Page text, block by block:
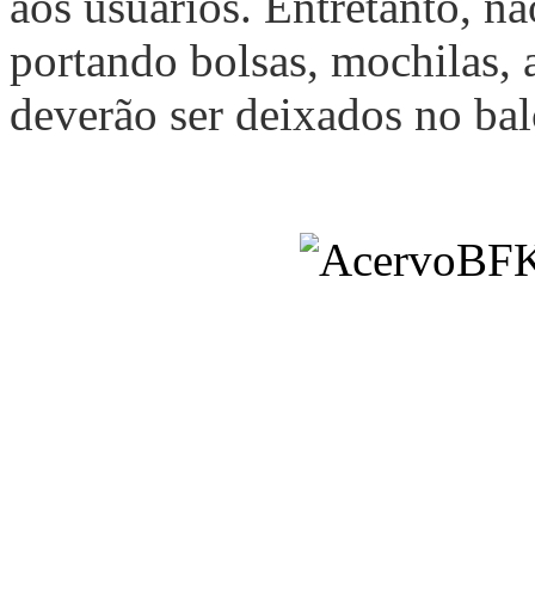
portando bolsas, mochilas,
deverão ser deixados no